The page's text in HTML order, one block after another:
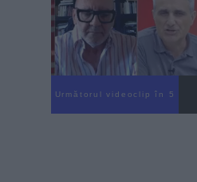
Următorul videoclip în 4